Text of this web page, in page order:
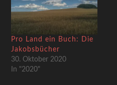
Pro Land ein Buch: Die
Jakobsbücher
30. Oktober 2020
In "2020"